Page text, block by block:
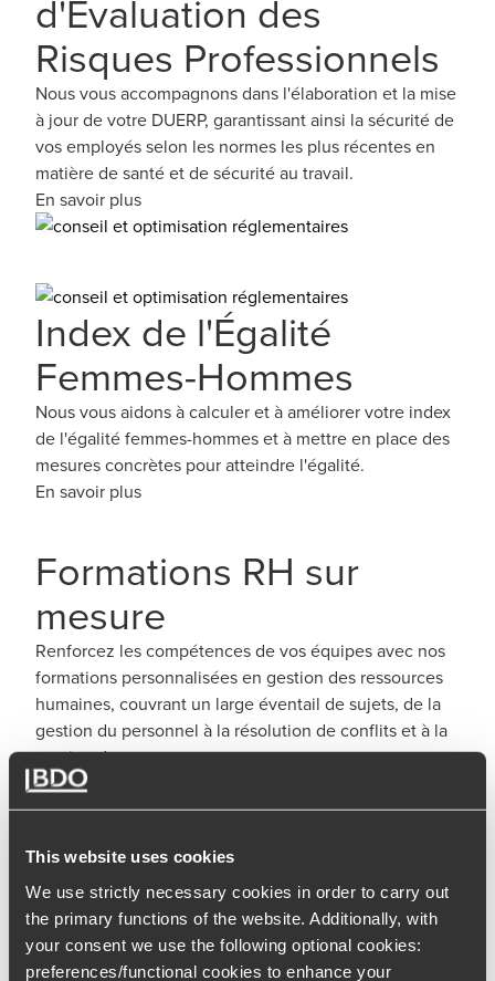
This website uses cookies
We use strictly necessary cookies in order to carry out
the primary functions of the website. Additionally, with
your consent we use the following optional cookies:
preferences/functional cookies to enhance your
d'Évaluation des
Risques Professionnels
Nous vous accompagnons dans l'élaboration et la mise
à jour de votre DUERP, garantissant ainsi la sécurité de
vos employés selon les normes les plus récentes en
matière de santé et de sécurité au travail.
En savoir plus
Index de l'Égalité
Femmes-Hommes
Nous vous aidons à calculer et à améliorer votre index
de l'égalité femmes-hommes et à mettre en place des
mesures concrètes pour atteindre l'égalité.
En savoir plus
Formations RH sur
mesure
Renforcez les compétences de vos équipes avec nos
formations personnalisées en gestion des ressources
humaines, couvrant un large éventail de sujets, de la
gestion du personnel à la résolution de conflits et à la
gestion du temps.
En savoir plus
Pourquoi choisir BDO ?